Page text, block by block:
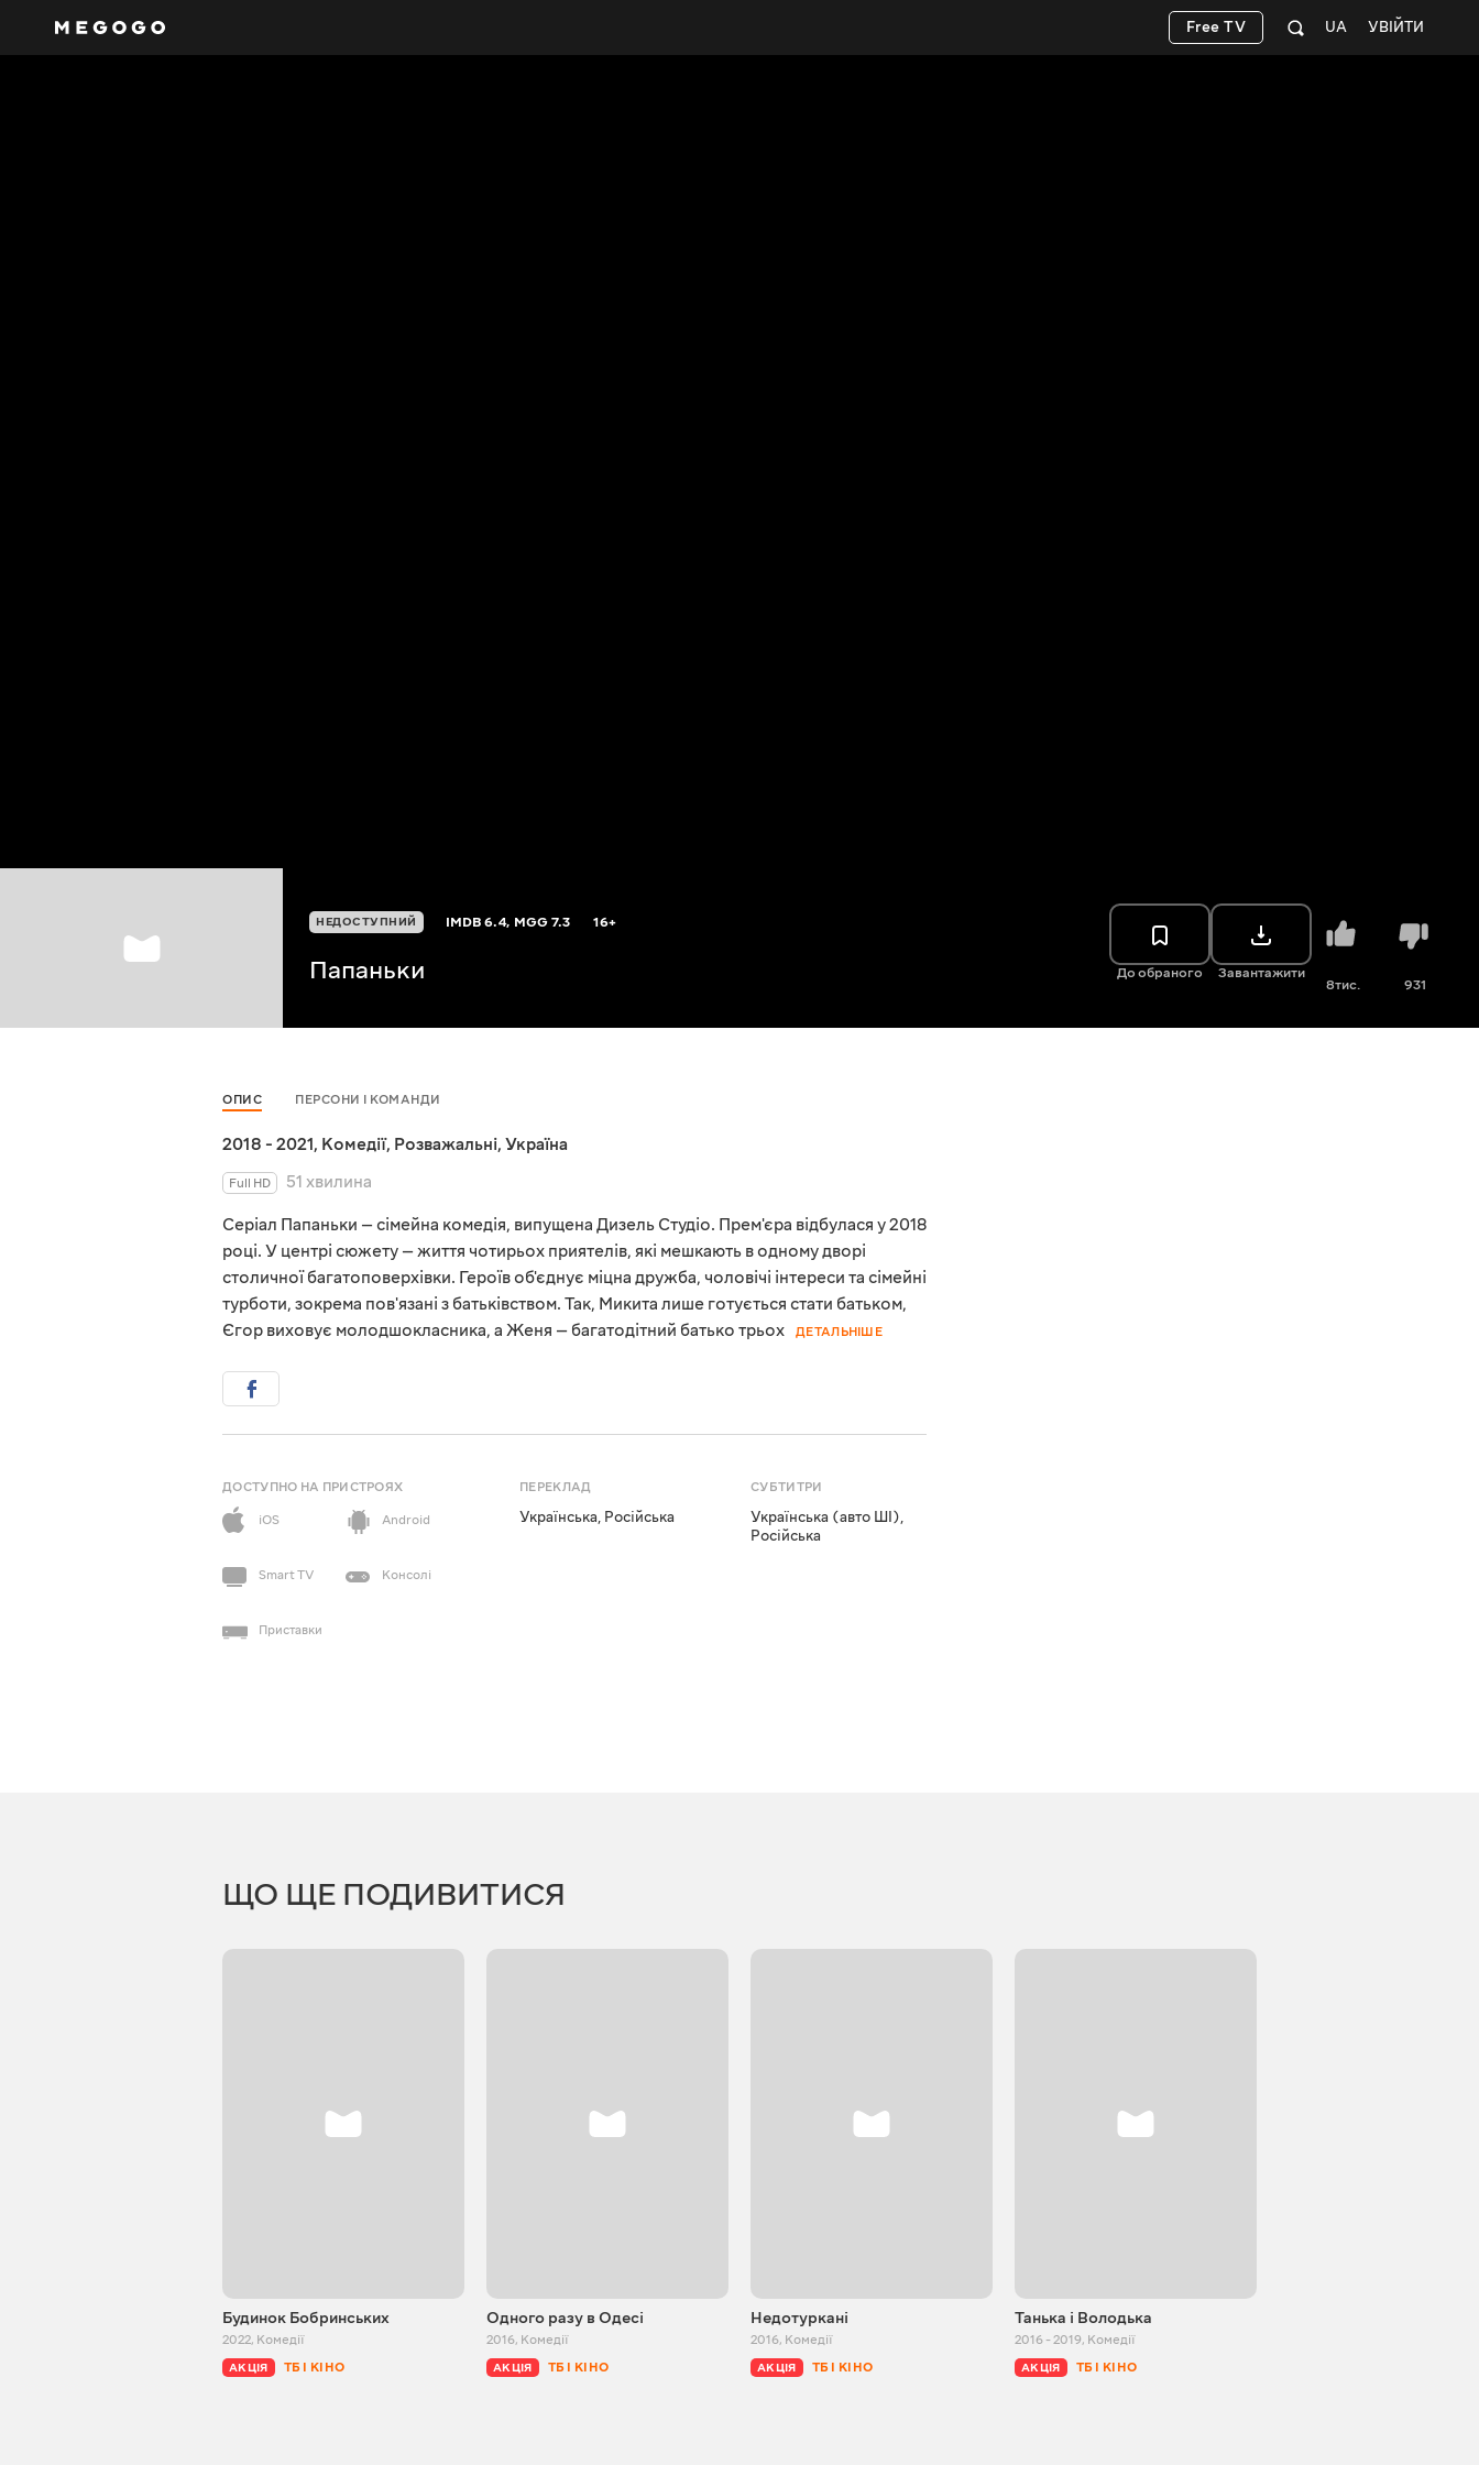
УВІЙТИ
UA
Free TV
НЕДОСТУПНИЙ IMDB6.4, MGG7.3 16+
Папаньки До обраного Завантажити
8тис. 931
ОПИС ПЕРСОНИ І КОМАНДИ
2018 - 2021, Комедії, Розважальні, Україна
Full HD
51 хвилина
Серіал Папаньки — сімейна комедія, випущена Дизель Студіо. Прем'єра відбулася у 2018
році. У центрі сюжету — життя чотирьох приятелів, які мешкають в одному дворі
столичної багатоповерхівки. Героїв об'єднує міцна дружба, чоловічі інтереси та сімейні
турботи, зокрема пов'язані з батьківством. Так, Микита лише готується стати батьком,
Єгор виховує молодшокласника, а Женя — багатодітний батько трьох
ДЕТАЛЬНІШЕ
ДОСТУПНО НА ПРИСТРОЯХ
iOS
Android
Smart TV Консолі
Приставки
ПЕРЕКЛАД
Українська, Російська
СУБТИТРИ
Українська (авто ШІ),
Російська
ЩО ЩЕ ПОДИВИТИСЯ
Будинок Бобринських
2022, Комедії
АКЦІЯ ТБ І КІНО
Одного разу в Одесі
2016, Комедії
АКЦІЯ ТБ І КІНО
Недотуркані
2016, Комедії
АКЦІЯ ТБ І КІНО
Танька і Володька
2016 - 2019, Комедії
АКЦІЯ ТБ І КІНО